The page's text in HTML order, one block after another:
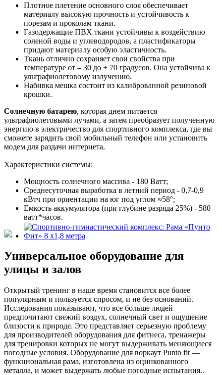
Плотное плетение основного слоя обеспечивает
материалу высокую прочность и устойчивость к
порезам и проколам ткани.
Газодержащие ПВХ ткани устойчивы к воздействию
соленой воды и углеводородов, а пластификаторы
придают материалу особую эластичность.
Ткань отлично сохраняет свои свойства при
температуре от – 30 до + 70 градусов. Она устойчива к
ультрафиолетовому излучению.
Набивка мешка состоит из калиброванной резиновой
крошки.
Солнечную батарею, которая днем питается
ультрафиолетовыми лучами, а затем преобразует полученную
энергию в электричество для спортивного комплекса, где вы
сможете зарядить свой мобильный телефон или установить
модем для раздачи интернета.
Характеристики системы:
Мощность солнечного массива - 180 Ватт;
Среднесуточная выработка в летний период - 0,7-0,9
кВтч при ориентации на юг под углом ≈58°;
Емкость аккумулятора (при глубине разряда 25%) - 580
ватт*часов.
Универсальное оборудование для
улицы и залов
Открытый тренинг в наше время становится все более
популярным и пользуется спросом, и не без оснований.
Исследования показывают, что все больше людей
предпочитают свежий воздух, солнечный свет и ощущение
близости к природе. Это представляет серьезную проблему
для производителей оборудования для фитнеса, тренажеры
для тренировки которых не могут выдерживать меняющиеся
погодные условия. Оборудование для воркаут Punto fit —
функциональная рама, изготовлена из оцинкованного
металла, и может выдержать любые погодные испытания..